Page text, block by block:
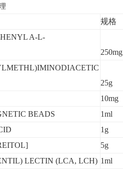
规格
A-L-
250mg
25g
10mg
BEADS 1ml
1g
5g
LECTIN (LCA, LCH) 1ml